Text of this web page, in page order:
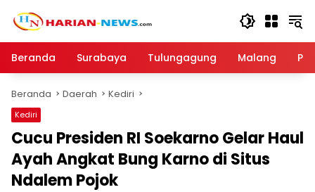
Beranda
Surabaya Tulungagung Malang
Beranda Daerah Kediri
Kediri
Cucu Presiden RI Soekarno Gelar Haul
Ayah Angkat Bung Karno di Situs
Ndalem Pojok